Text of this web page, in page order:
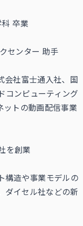
卒業
センター 助手
会社富士通入社、国
コンピューティング
ットの動画配信事業
を創業
構造や事業モデルの
ダイセル社などの新